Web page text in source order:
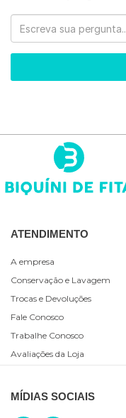
ATENDIMENTO
A empresa
Conservação e Lavagem
Trocas e Devoluções
Fale Conosco
Trabalhe Conosco
Avaliações da Loja
MÍDIAS SOCIAIS